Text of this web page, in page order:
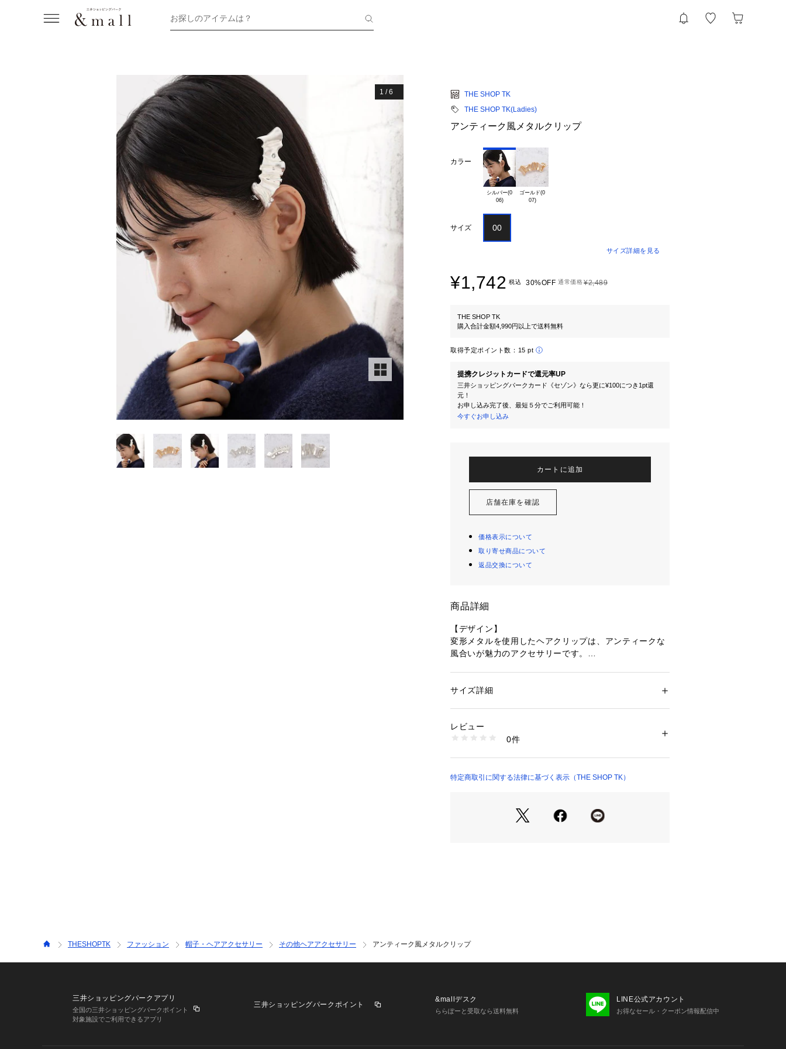
お探しのアイテムは？
1 /6
THE SHOP TK
THE SHOP TK(Ladies)
アンティーク風メタルクリップ
カラー
シルバー(0
06)
ゴールド(0
07)
サイズ 00
サイズ詳細を見る
¥1,742 税込 30%OFF 通常価格¥2,489
THE SHOP TK
購入合計金額4,990円以上で送料無料
取得予定ポイント数： 15 pt
提携クレジットカードで還元率UP
三井ショッピングパークカード《セゾン》なら更に¥100につき1pt還
元！
お申し込み完了後、最短５分でご利用可能！
今すぐお申し込み
カートに追加
店舗在庫を確認
価格表示について
取り寄せ商品について
返品交換について
商品詳細
【デザイン】
変形メタルを使用したヘアクリップは、アンティークな
風合いが魅力のアクセサリーです。
クラシカルでありながらも可愛らしさを兼ね備え、どん
【素材＆仕上げ】
良質なメタル加工によりアンティークな風合いが表現さ
んでいるため、長期間にわたって美しさを保ちます。
このヘアクリップは、まとめ髪やポニーテール、サイド
に流すスタイルなど、様々なヘアスタイルに合わせやす
ざいます。
性別：レディース
生産国：中国製
1600200008393
サイズ詳細
レビュー
0件
特定商取引に関する法律に基づく表示（THE SHOP TK）
THESHOPTK ファッション 帽子・ヘアアクセサリー その他ヘアアクセサリー アンティーク風メタルクリップ
三井ショッピングパークアプリ
全国の三井ショッピングパークポイント
対象施設でご利用できるアプリ
三井ショッピングパークポイント
&mallデスク
ららぽーと受取なら送料無料
LINE公式アカウント
お得なセール・クーポン情報配信中